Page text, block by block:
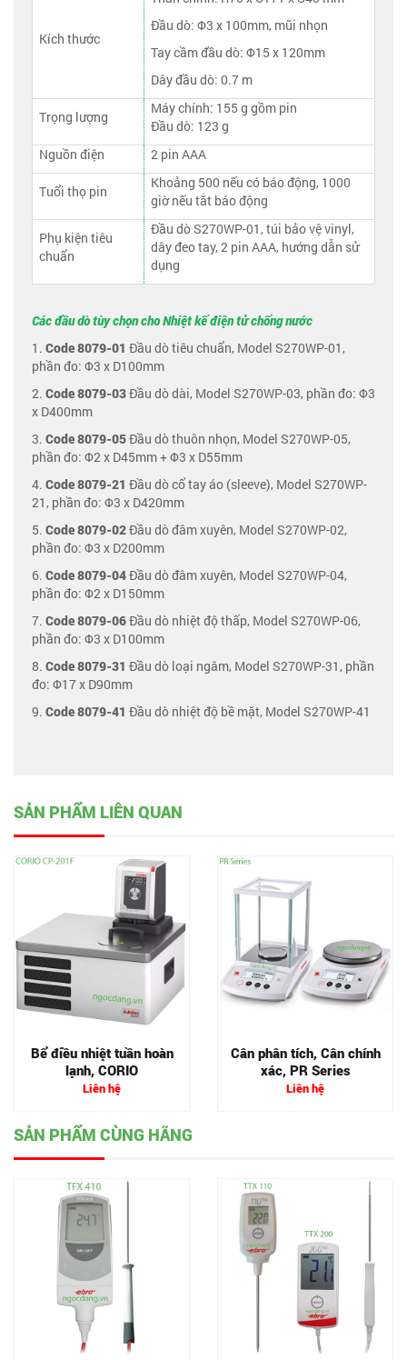
Kích thước
Đầu dò: Φ3 x 100mm, mũi nhọn
Tay cầm đầu dò: Φ15 x 120mm
Dây đầu dò: 0.7 m
Trọng lượng
Máy chính: 155 g gồm pin
Đầu dò: 123 g
Nguồn điện
2 pin AAA
Tuổi thọ pin
Khoảng 500 nếu có báo động, 1000
giờ nếu tắt báo động
Phụ kiện tiêu
chuẩn
Đầu dò S270WP-01, túi bảo vệ vinyl,
dây đeo tay, 2 pin AAA, hướng dẫn sử
dụng
Các đầu dò tùy chọn cho Nhiệt kế điện tử chống nước
1. Code 8079-01 Đầu dò tiêu chuẩn, Model S270WP-01,
phần đo: Φ3 x D100mm
2. Code 8079-03Đầu dò dài, Model S270WP-03, phần đo: Φ3
x D400mm
3. Code 8079-05Đầu dò thuôn nhọn, Model S270WP-05,
phần đo: Φ2 x D45mm + Φ3 x D55mm
4. Code 8079-21 Đầu dò cổ tay áo (sleeve), Model S270WP-
21, phần đo: Φ3 x D420mm
5. Code 8079-02Đầu dò đâm xuyên, Model S270WP-02,
phần đo: Φ3 x D200mm
6. Code 8079-04Đầu dò đâm xuyên, Model S270WP-04,
phần đo: Φ2 x D150mm
7. Code 8079-06Đầu dò nhiệt độ thấp, Model S270WP-06,
phần đo: Φ3 x D100mm
8. Code 8079-31 Đầu dò loại ngâm, Model S270WP-31, phần
đo: Φ17 x D90mm
9. Code 8079-41 Đầu dò nhiệt độ bề mặt, Model S270WP-41
SẢN PHẨM LIÊN QUAN
Bể điều nhiệt tuần hoàn
lạnh, CORIO
Liên hệ
Cân phân tích, Cân chính
xác, PR Series
Liên hệ
SẢN PHẨM CÙNG HÃNG